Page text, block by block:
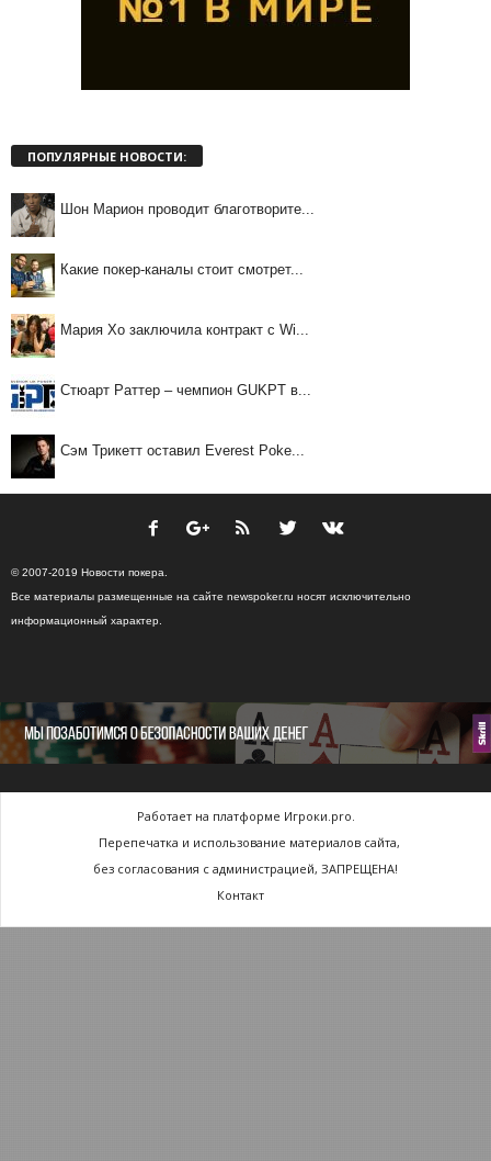
ПОПУЛЯРНЫЕ НОВОСТИ:
Шон Марион проводит благотворите...
Какие покер-каналы стоит смотрет...
Мария Хо заключила контракт с Wi...
Стюарт Раттер – чемпион GUKPT в...
Сэм Трикетт оставил Everest Poke...
© 2007-2019 Новости покера.
Все материалы размещенные на сайте newspoker.ru носят исключительно
информационный характер.
Работает на платформе Игроки.pro.
Перепечатка и использование материалов сайта,
без согласования с администрацией, ЗАПРЕЩЕНА!
Контакт